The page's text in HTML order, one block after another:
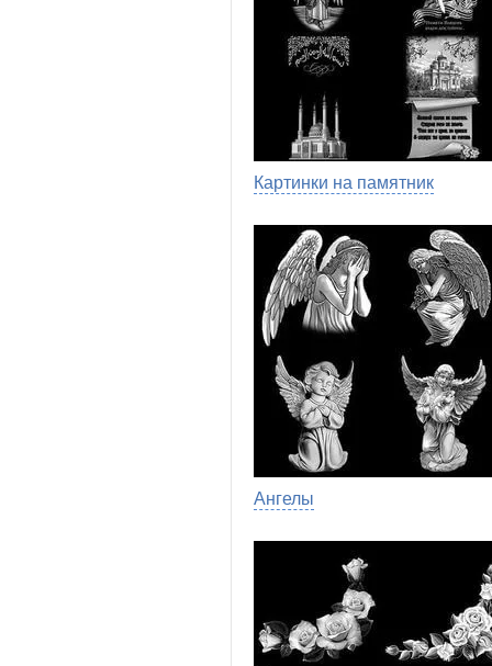
Картинки на памятник
Ангелы